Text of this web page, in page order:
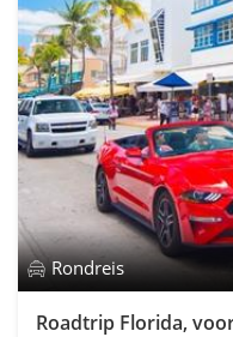
Rondreis
Roadtrip Florida,